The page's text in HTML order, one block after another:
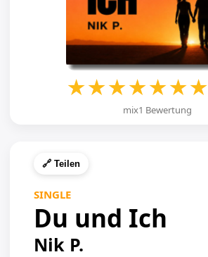
★★★★★★★
mix1 Bewertung
🔗 Teilen
SINGLE
Du und Ich
Nik P.